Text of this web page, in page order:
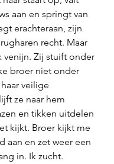
aan en springt van
erachteraan, zijn
recht. Maar
venijn. Zij stuift onder
broer niet onder
veilige
ze naar hem
en tikken uitdelen
kijkt. Broer kijkt me
aan en zet weer een
in. Ik zucht.